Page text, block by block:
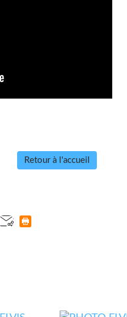
Retour à l'accueil